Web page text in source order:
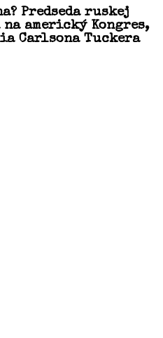
Predseda ruskej
americký Kongres,
Carlsona Tuckera